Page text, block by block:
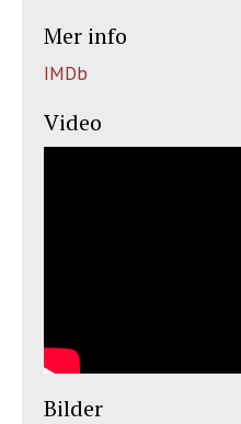
Mer info
IMDb
Video
Bilder